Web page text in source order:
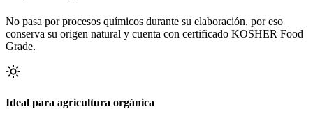
No pasa por procesos químicos durante su elaboración, por eso
conserva su origen natural y cuenta con certificado KOSHER Food
Grade.
Ideal para agricultura orgánica